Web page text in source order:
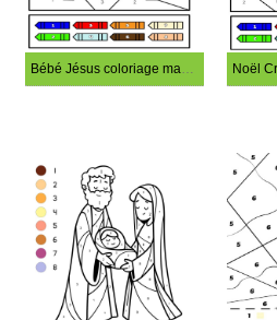
Bébé Jésus coloriage magique